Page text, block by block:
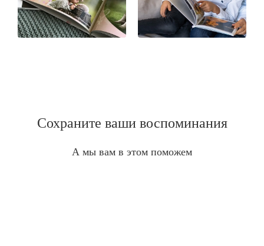
Сохраните ваши воспоминания
А мы вам в этом поможем